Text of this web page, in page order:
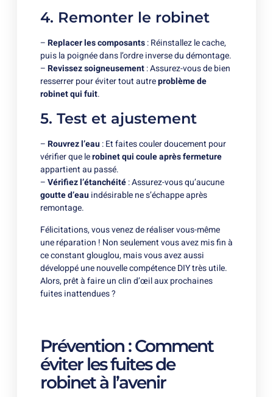
4. Remonter le robinet
–Replacer les composants: Réinstallez le cache,
puis la poignée dans l’ordre inverse du démontage.
–Revissez soigneusement: Assurez-vous de bien
resserrer pour éviter tout autreproblème de
robinet qui fuit.
5. Test et ajustement
–Rouvrez l’eau: Et faites couler doucement pour
vérifier que lerobinet qui coule après fermeture
appartient au passé.
–Vérifiez l’étanchéité: Assurez-vous qu’aucune
goutte d’eauindésirable ne s’échappe après
remontage.
Félicitations, vous venez de réaliser vous-même
une réparation ! Non seulement vous avez mis fin à
ce constant glouglou, mais vous avez aussi
développé une nouvelle compétence DIY très utile.
Alors, prêt à faire un clin d’œil aux prochaines
fuites inattendues ?
Prévention : Comment
éviter les fuites de
robinet à l’avenir